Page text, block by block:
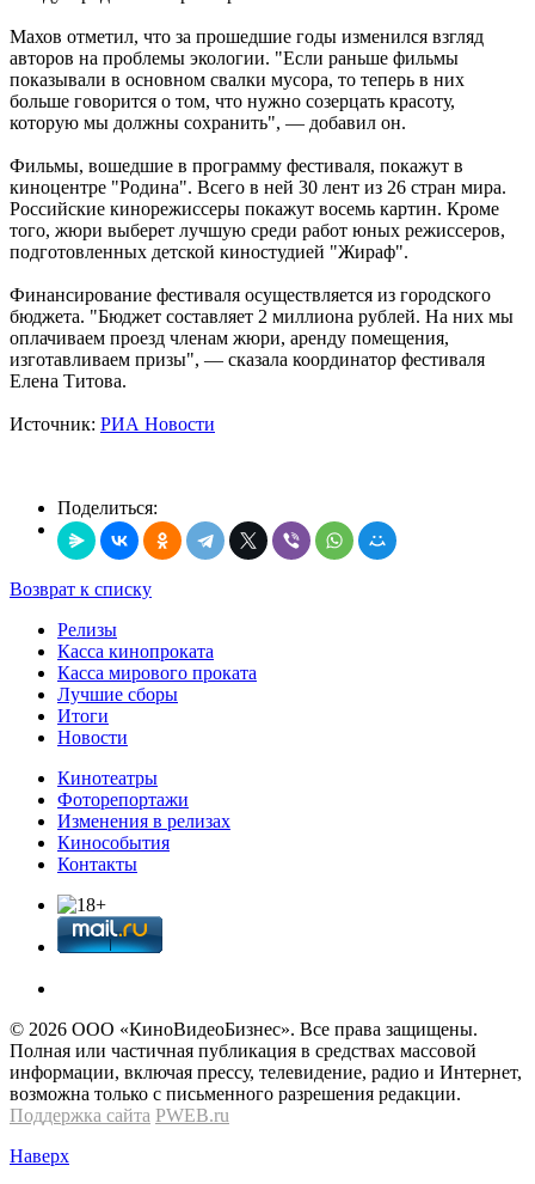
Махов отметил, что за прошедшие годы изменился взгляд
авторов на проблемы экологии. "Если раньше фильмы
показывали в основном свалки мусора, то теперь в них
больше говорится о том, что нужно созерцать красоту,
которую мы должны сохранить", — добавил он.
Фильмы, вошедшие в программу фестиваля, покажут в
киноцентре "Родина". Всего в ней 30 лент из 26 стран мира.
Российские кинорежиссеры покажут восемь картин. Кроме
того, жюри выберет лучшую среди работ юных режиссеров,
подготовленных детской киностудией "Жираф".
Финансирование фестиваля осуществляется из городского
бюджета. "Бюджет составляет 2 миллиона рублей. На них мы
оплачиваем проезд членам жюри, аренду помещения,
изготавливаем призы", — сказала координатор фестиваля
Елена Титова.
Источник: РИА Новости
Поделиться:
Возврат к списку
Релизы
Касса кинопроката
Касса мирового проката
Лучшие сборы
Итоги
Новости
Кинотеатры
Фоторепортажи
Изменения в релизах
Кинособытия
Контакты
© 2026 OOО «КиноВидеоБизнес». Все права защищены.
Полная или частичная публикация в средствах массовой
информации, включая прессу, телевидение, радио и Интернет,
возможна только с письменного разрешения редакции.
Поддержка сайта PWEB.ru
Наверх